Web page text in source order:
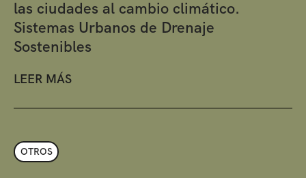
las ciudades al cambio climático.
Sistemas Urbanos de Drenaje
Sostenibles
LEER MÁS
OTROS